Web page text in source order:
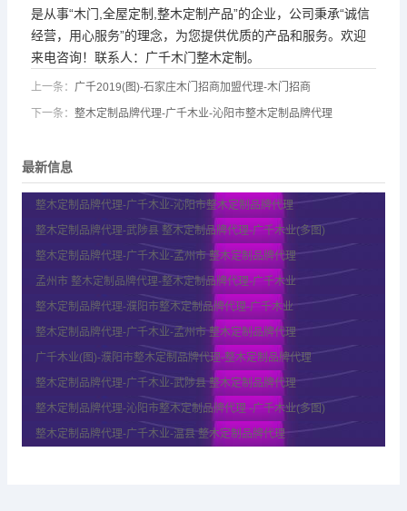
是从事“木门,全屋定制,整木定制产品”的企业，公司秉承“诚信
经营，用心服务”的理念，为您提供优质的产品和服务。欢迎
来电咨询！联系人： 广千木门整木定制。
上一条： 广千2019(图)-石家庄木门招商加盟代理-木门招商
下一条： 整木定制品牌代理-广千木业-沁阳市整木定制品牌代理
最新信息
整木定制品牌代理-广千木业-沁阳市整木定制品牌代理
整木定制品牌代理-武陟县 整木定制品牌代理-广千木业(多图)
整木定制品牌代理-广千木业-孟州市 整木定制品牌代理
孟州市 整木定制品牌代理-整木定制品牌代理-广千木业
整木定制品牌代理-濮阳市整木定制品牌代理-广千木业
整木定制品牌代理-广千木业-孟州市 整木定制品牌代理
广千木业(图)-濮阳市整木定制品牌代理-整木定制品牌代理
整木定制品牌代理-广千木业-武陟县 整木定制品牌代理
整木定制品牌代理-沁阳市整木定制品牌代理 -广千木业(多图)
整木定制品牌代理-广千木业-温县 整木定制品牌代理